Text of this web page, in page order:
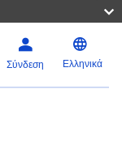
Σύνδεση Ελληνικά